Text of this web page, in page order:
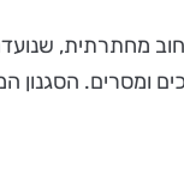
מחתרתית,
ומסרים. הסגנון